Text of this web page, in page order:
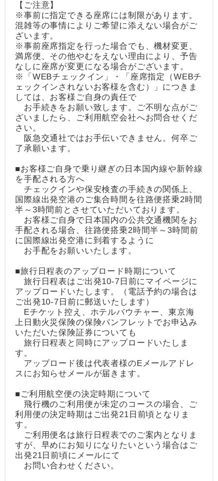
【ご注意】
※事前に指定できる座席には制限があります。
混雑等の事情によりご希望に添えない場合がご
ざいます。
※事前座席指定を行った場合でも、機材変更、
満席便、その他やむをえない理由により、予告
なしに座席が変更になる場合がございます。
※「WEBチェックイン」・「座席指定（WEBチ
ェックインされないお客様を含む）」につきま
しては、お客様ご自身の責任で
お手続きをお願い致します。ご不明な点がご
ざいましたら、ご利用航空会社へお問合せくだ
さい。
阪急交通社ではお手伝いできません。何卒ご
了承願います。
■お客様ご自身で乗り継ぎの日本国内線や新幹線
を手配される方へ
チェックインや保安検査の手続きの関係上、
国際線出発空港のご集合時間を往路便搭乗2時間
半～3時間前とさせていただいております。
お客様ご自身で日本国内の公共交通機関をお
手配される場合、往路便搭乗2時間半～3時間前
に国際線出発空港に到着するように
お手配をお願いいたします。
■旅行日程表のアップロード時期について
旅行日程表はご出発10-7日前にマイページに
アップロードいたします。（電話予約の場合は
ご出発10-7日前に郵送いたします）
Eチケット控え、ホテルバウチャー、東京海
上日動火災保険の保険パンフレットでお申込み
いただいた保険証券についても
旅行日程表と同時にアップロードいたしま
す。
アップロード後は代表者様のEメールアドレ
スにお知らせメールが届きます。
■ご利用航空便の決定時期について
飛行機のご利用便が未定のコースの場合、ご
利用便の決定時期はご出発21日前頃となりま
す。
ご利用便名は旅行日程表でのご案内となりま
すが、早めにお知りになりたいという場合はご
出発21日前頃にメールにて
お問い合わせください。